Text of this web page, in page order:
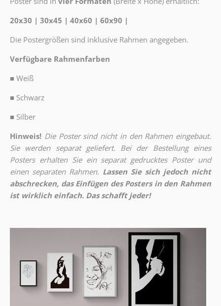
20x30 | 30x45 | 40x60 | 60x90 |
Die Postergrößen sind inklusive Rahmen angegeben.
Verfügbare Rahmenfarben
■ Weiß
■ Schwarz
■ Silber
Hinweis! Die Poster sind nicht in den Rahmen eingebaut.
Sie werden separat geliefert. Bei der Bestellung eines
Posters erhalten Sie ein separat gedrucktes Poster und
einen separaten Rahmen. Lassen Sie sich jedoch nicht
abschrecken, das Einfügen des Posters in den Rahmen
ist wirklich einfach. Das schafft jeder!